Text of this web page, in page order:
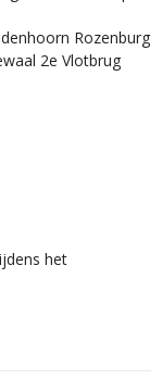
Rozenburg
2e Vlotbrug
het